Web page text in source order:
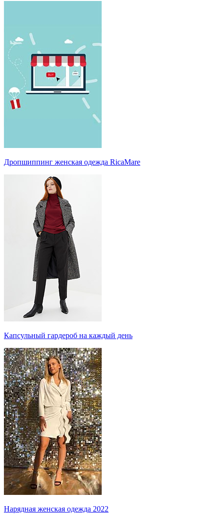
Дропшиппинг женская одежда RicaMare
Капсульный гардероб на каждый день
Нарядная женская одежда 2022